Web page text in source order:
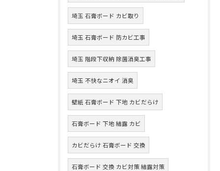
埼玉 石膏ボード カビ取り
埼玉 石膏ボード 防カビ工事
埼玉 階段下収納 除菌消臭工事
埼玉 不快なニオイ 消臭
壁紙 石膏ボード 下地 カビだらけ
石膏ボード 下地 結露 カビ
カビだらけ 石膏ボード 交換
石膏ボード 交換 カビ対策 結露対策